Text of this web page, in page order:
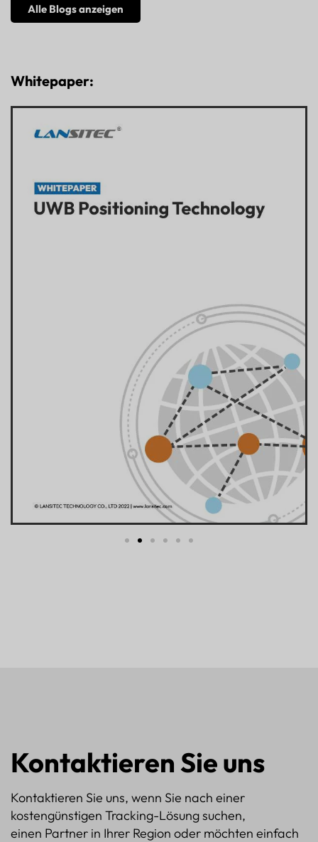
Alle Blogs anzeigen
Whitepaper:
Kontaktieren Sie uns
Kontaktieren Sie uns, wenn Sie nach einer
kostengünstigen Tracking-Lösung suchen,
einen Partner in Ihrer Region oder möchten einfach